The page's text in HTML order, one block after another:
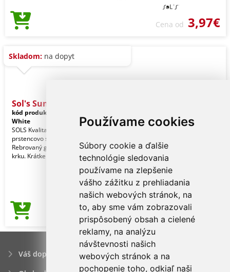
Používame cookies
Súbory cookie a ďalšie
technológie sledovania
používame na zlepšenie
vášho zážitku z prehliadania
našich webových stránok, na
to, aby sme vám zobrazovali
prispôsobený obsah a cielené
reklamy, na analýzu
návštevnosti našich
webových stránok a na
pochopenie toho, odkiaľ naši
Cena od 3,97€
Skladom: na dopyt
Sol's Summer Ii Kids - Po
kód produktu:
White
SOLS Kvalita. 100 % česaná
prstencovo spriadaná bavlna. Štýl.
Rebrovaný golier. Výstužná páska na
krku. Krátke rukávy. 3
Cena od 4,78€
Váš dopyt